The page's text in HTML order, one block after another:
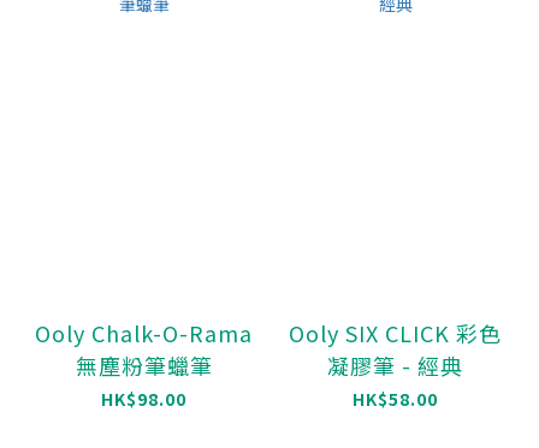
Ooly Chalk-O-Rama
無塵粉筆蠟筆
HK$98.00
Ooly SIX CLICK 彩色
凝膠筆 - 經典
HK$58.00